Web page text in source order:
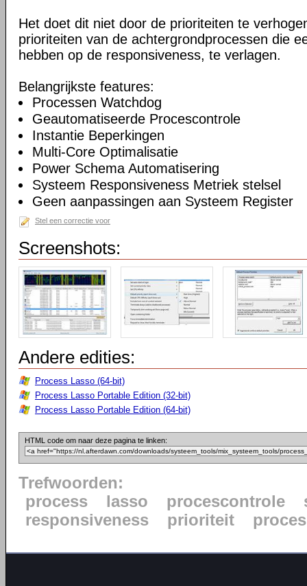
Het doet dit niet door de prioriteiten te
prioriteiten van de achtergrondprocessen die
hebben op de responsiveness, te verlagen.
Belangrijkste features:
Processen Watchdog
Geautomatiseerde Procescontrole
Instantie Beperkingen
Multi-Core Optimalisatie
Power Schema Automatisering
Systeem Responsiveness Metriek stelsel
Geen aanpassingen aan Systeem Register
Stel een correctie voor
Screenshots:
Andere edities:
Process Lasso (64-bit)
Process Lasso Portable Edition (32-bit)
Process Lasso Portable Edition (64-bit)
HTML code om naar deze pagina te linken:
Trefwoorden:
process
lasso procescontrole
responsiveness
prioriteit